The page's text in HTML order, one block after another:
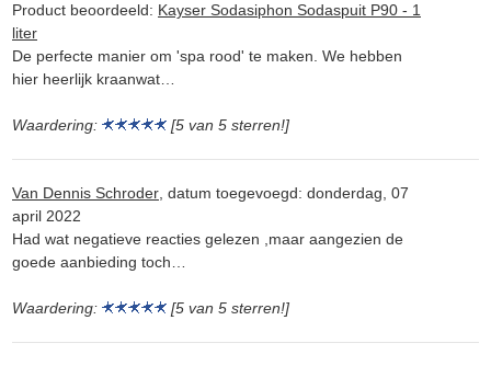
Product beoordeeld: Kayser Sodasiphon Sodaspuit P90 - 1
liter
De perfecte manier om 'spa rood' te maken. We hebben
hier heerlijk kraanwat…
Waardering: [5 van 5 sterren!]
Van Dennis Schroder, datum toegevoegd: donderdag, 07
april 2022
Had wat negatieve reacties gelezen ,maar aangezien de
goede aanbieding toch…
Waardering: [5 van 5 sterren!]